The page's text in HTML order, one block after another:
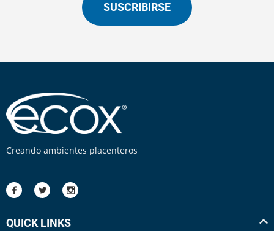
SUSCRIBIRSE
Creando ambientes placenteros
QUICK LINKS